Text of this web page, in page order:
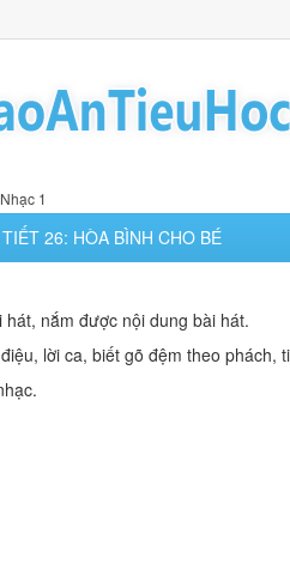
1
26: HÒA BÌNH CHO BÉ
nắm được nội dung bài hát.
lời ca, biết gõ đệm theo phách,